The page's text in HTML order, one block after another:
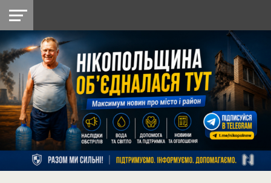
НІКОПОЛЬ
РАЙОН
СІЧЕСЛАВСЬКА
УКРАЇНА
РЕТРО
НІКОПОЛЬ
ЛАЙТ
УКРАЇНА
ДОПОМОГА
РАДІО